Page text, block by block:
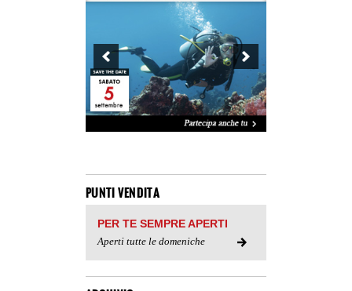
PUNTI VENDITA
PER TE SEMPRE APERTI
Aperti tutte le domeniche